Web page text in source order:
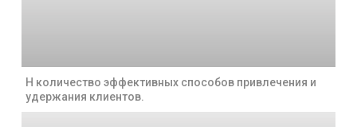
Н количество эффективных способов привлечения и
удержания клиентов.